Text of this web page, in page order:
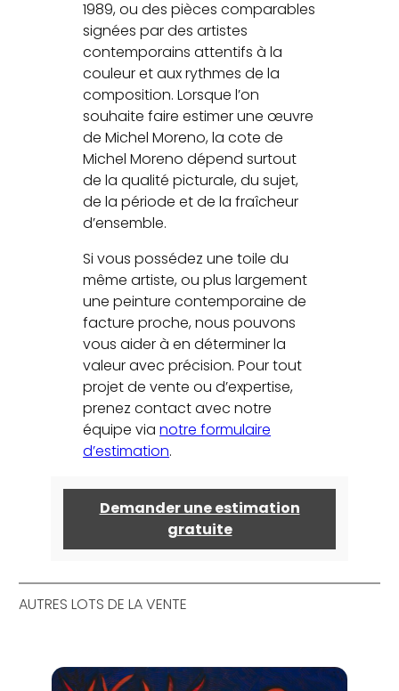
1989, ou des pièces comparables
signées par des artistes
contemporains attentifs à la
couleur et aux rythmes de la
composition. Lorsque l’on
souhaite faire estimer une œuvre
de Michel Moreno, la cote de
Michel Moreno dépend surtout
de la qualité picturale, du sujet,
de la période et de la fraîcheur
d’ensemble.
Si vous possédez une toile du
même artiste, ou plus largement
une peinture contemporaine de
facture proche, nous pouvons
vous aider à en déterminer la
valeur avec précision. Pour tout
projet de vente ou d’expertise,
prenez contact avec notre
équipe vianotre formulaire
d’estimation.
Demander une estimation
gratuite
AUTRES LOTS DE LA VENTE